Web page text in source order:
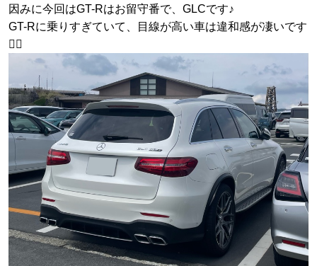
因みに今回はGT-Rはお留守番で、GLCです♪
GT-Rに乗りすぎていて、目線が高い車は違和感が凄いです
😵‍💫